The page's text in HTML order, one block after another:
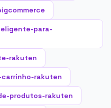
para-
rakuten
rakuten
produtos-rakuten